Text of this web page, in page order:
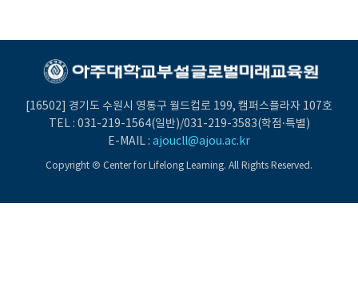
[16502] 경기도 수원시 영통구 월드컵로 199, 캠퍼스플라자 107호
TEL : 031-219-1564(일반)/031-219-3583(학점·특별)
E-MAIL : ajoucll@ajou.ac.kr
Copyright Ⓒ Center for Lifelong Learning. All Rights Reserved.